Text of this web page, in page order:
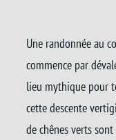
Une randonnée au
commence par
lieu mythique pour
cette descente
de chênes verts